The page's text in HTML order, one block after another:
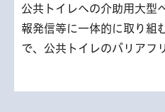
公共トイレへの介助用大型
報発信等に一体的に取り組
で、公共トイレのバリアフ